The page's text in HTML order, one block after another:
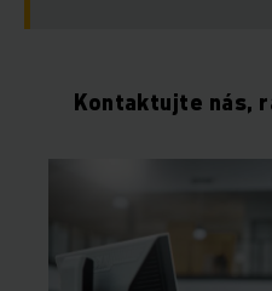
Kontaktujte nás,